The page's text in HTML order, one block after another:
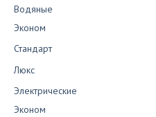
Водяные
Эконом
Стандарт
Люкс
Электрические
Эконом